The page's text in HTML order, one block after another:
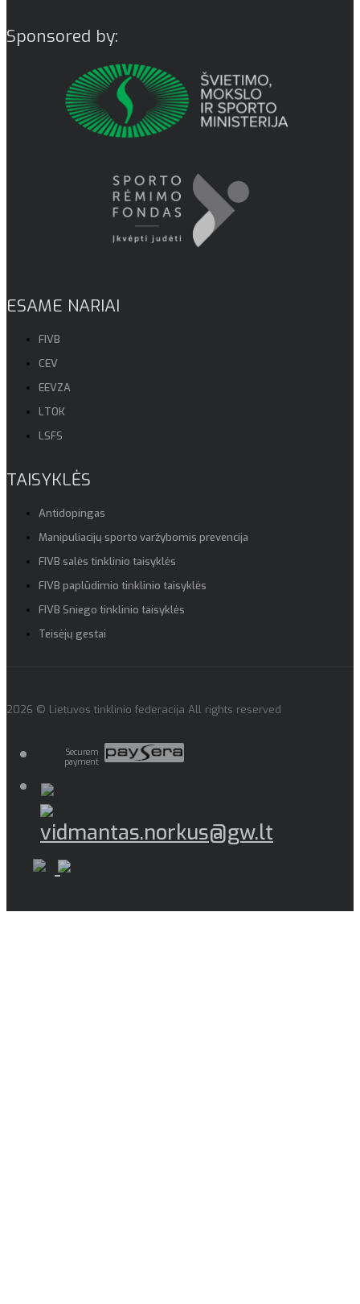
Sponsored by:
ESAME NARIAI
FIVB
CEV
EEVZA
LTOK
LSFS
TAISYKLĖS
Antidopingas
Manipuliacijų sporto varžybomis prevencija
FIVB salės tinklinio taisyklės
FIVB paplūdimio tinklinio taisyklės
FIVB Sniego tinklinio taisyklės
Teisėjų gestai
2026 © Lietuvos tinklinio federacija All rights reserved
Securem
payment